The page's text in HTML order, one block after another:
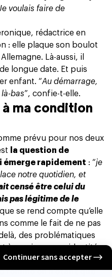
voulais faire de
rédactrice en
: elle plaque son boulot
Là-aussi, il
longue date. Et puis
enfant. “Au démarrage,
bas”, confie-t-elle.
à ma condition
prévu pour nos deux
la question de
émerge rapidement : “je
notre quotidien, et
censé être celui du
pas légitime de le
se rend compte qu’elle
comme le fait de ne pas
des problématiques
à surgir sur son identité.
l’impression d’être
femme en n’étant que